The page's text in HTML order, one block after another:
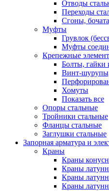
Отводы
Переходы
Сгоны,
Муфты
Грувлок
Муфты
Крепежные
Болты,
Винт-
Хомуты
Показать все
Опоры стальные
Тройники стальные
Фланцы стальные
Заглушки стальные
Запорная арматура и
Краны
Краны
Краны
Краны
Краны